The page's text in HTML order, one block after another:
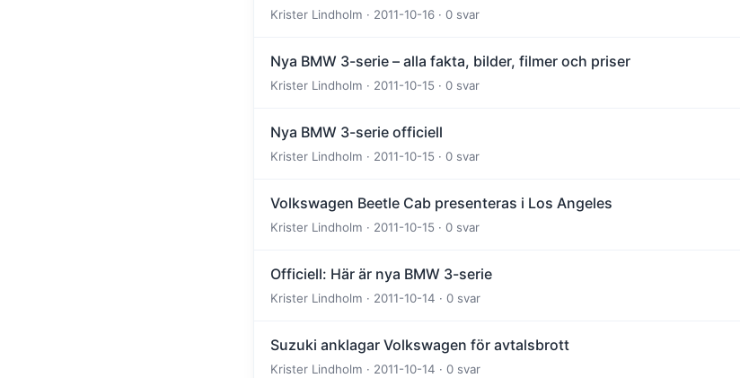
Krister Lindholm · 2011-10-16 · 0 svar
Nya BMW 3-serie – alla fakta, bilder, filmer och priser
Krister Lindholm · 2011-10-15 · 0 svar
Nya BMW 3-serie officiell
Krister Lindholm · 2011-10-15 · 0 svar
Volkswagen Beetle Cab presenteras i Los Angeles
Krister Lindholm · 2011-10-15 · 0 svar
Officiell: Här är nya BMW 3-serie
Krister Lindholm · 2011-10-14 · 0 svar
Suzuki anklagar Volkswagen för avtalsbrott
Krister Lindholm · 2011-10-14 · 0 svar